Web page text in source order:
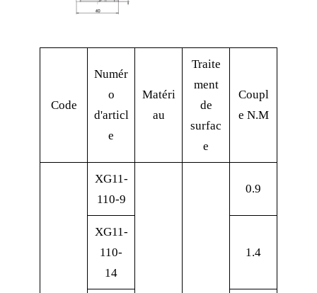
Code
Numér
o
d'articl
e
Matéri
au
Traite
ment
de
surfac
e
Coupl
e N.M
XG11-
110-9
0.9
XG11-
110-
14
1.4